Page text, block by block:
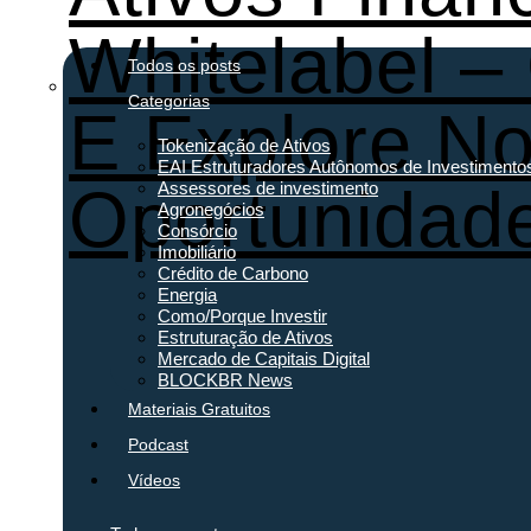
Whitelabel –
E Explore
Todos os posts
Categorias
Tokenização de Ativos
EAI Estruturadores Autônomos de
Assessores de investimento
Agronegócios
Consórcio
Imobiliário
Crédito de Carbono
Energia
Como/Porque Investir
Estruturação de Ativos
Mercado de Capitais Digital
BLOCKBR News
Materiais Gratuitos
Podcast
Vídeos